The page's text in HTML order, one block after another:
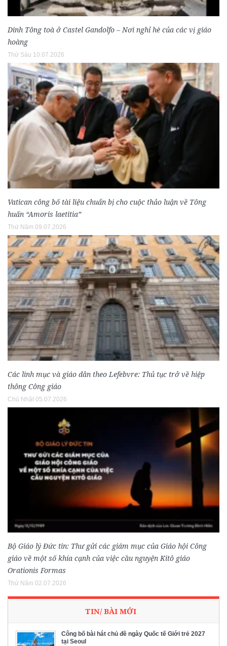
Dinh Tông toà ở Castel Gandolfo – Nơi nghỉ hè của các vị giáo
hoàng
Thứ Sáu 10.07.2026
Vatican công bố tài liệu chuẩn bị cho cuộc thảo luận về Tông
huấn “Amoris laetitia”
Thứ Năm 09.07.2026
Các linh mục và giáo dân theo Lefebvre: Thủ tục trở về hiệp
thông Công giáo
Chủ Nhật 05.07.2026
Bộ Giáo lý Đức tin: Thư gửi các giám mục của Giáo hội Công
giáo về một số khía cạnh của việc cầu nguyện Kitô giáo
Orationis Formas
Thứ Năm 02.07.2026
TIN/ BÀI MỚI
Công bố bài hát chủ đề ngày Quốc tế Giới trẻ 2027
tại Seoul